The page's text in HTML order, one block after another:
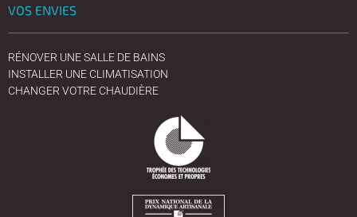
VOS ENVIES
RÉNOVER UNE SALLE DE BAINS
INSTALLER UNE CLIMATISATION
CHANGER VOTRE CHAUDIÈRE